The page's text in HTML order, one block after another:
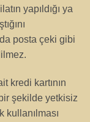
yapıldığı ya
posta çeki gibi
kredi kartının
şekilde yetkisiz
kullanılması